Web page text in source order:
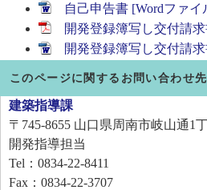
自己申告書 [Wordファ
開発登録簿写し交付請
開発登録簿写し交付請
このページに関するお問い合わせ先
建築指導課
〒745-8655 山口県周南市岐山通1
開発指導担当
Tel：0834-22-8411
Fax：0834-22-3707